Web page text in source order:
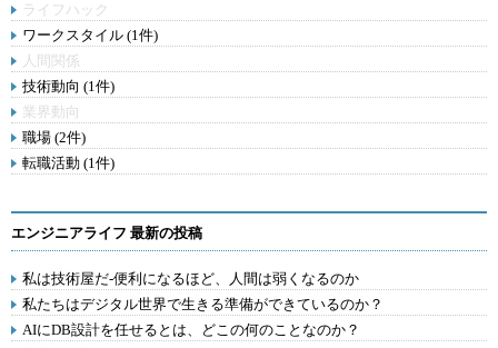
ライフハック
ワークスタイル (1件)
人間関係
技術動向 (1件)
業界動向
職場 (2件)
転職活動 (1件)
エンジニアライフ 最新の投稿
私は技術屋だ-便利になるほど、人間は弱くなるのか
私たちはデジタル世界で生きる準備ができているのか？
AIにDB設計を任せるとは、どこの何のことなのか？